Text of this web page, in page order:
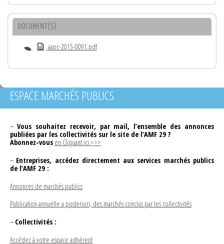
DOCUMENT(S)
aapc-2015-0091.pdf
ESPACE MARCHÉS PUBLICS
– Vous souhaitez recevoir, par mail, l’ensemble des annonces
publiées par les collectivités sur le site de l’AMF 29 ?
Abonnez-vous en Cliquant ici >>>
– Entreprises, accédez directement aux services marchés publics
de l’AMF 29 :
Annonces de marchés publics
Publication annuelle a posteriori, des marchés conclus par les collectivités
– Collectivités :
Accédez à votre espace adhérent